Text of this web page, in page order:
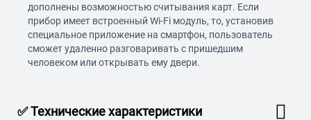
дополнены возможностью считывания карт. Если
прибор имеет встроенный Wi-Fi модуль, то, установив
специальное приложение на смартфон, пользователь
сможет удаленно разговаривать с пришедшим
человеком или открывать ему двери.
✅ Технические характеристики